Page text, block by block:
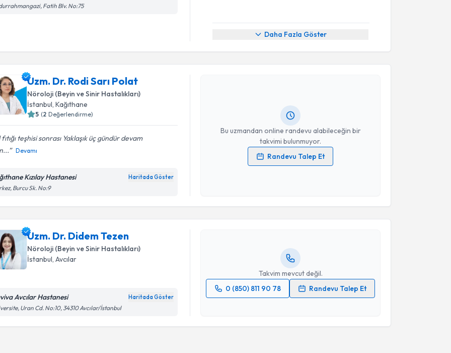
Fatih Blv. No:75
Daha Fazla Göster
Uzm. Dr. Rodi Sarı Polat
Nöroloji (Beyin ve Sinir Hastalıkları)
İstanbul, Kağıthane
5 (2 Değerlendirme)
teşhisi sonrası Yaklaşık üç gündür devam
Devamı
Kızılay Hastanesi Haritada Göster
Burcu Sk. No:9
Bu uzmandan online randevu alabileceğin bir
takvimi bulunmuyor.
Randevu Talep Et
Randevu Takvimi Talebi
Uzm. Dr. Rodi Sarı Polat
Kişisel verilerimin işlenmesine ilişkinAydınlatma Metni
Takvim Talebini Gönder
Uzm. Dr. Didem Tezen
Nöroloji (Beyin ve Sinir Hastalıkları)
İstanbul, Avcılar
Avcılar Hastanesi Haritada Göster
Uran Cd. No:10, 34310 Avcılar/İstanbul
Takvim mevcut değil.
0 (850) 811 90 78
Randevu Talep Et
işlenmesini kabul ediyorum.